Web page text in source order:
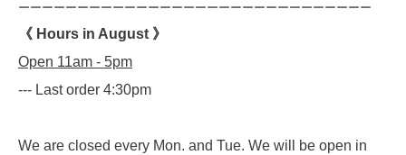
ーーーーーーーーーーーーーーーーーーーーーーーーーーーーーー
《 Hours in August 》
Open 11am - 5pm
--- Last order 4:30pm
We are closed every Mon. and Tue. We will be open in